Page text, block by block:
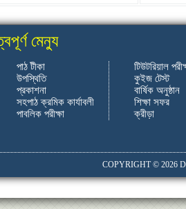
মেন্যু
পাঠ টীকা
উপস্থিতি
প্রকাশনা
সহপাঠ ক্রমিক কার্যাবলী
পাবলিক পরীক্ষা
টিউটরিয়াল
কুইজ টেস্ট
বার্ষিক অনুষ্ঠান
শিক্ষা সফর
ক্রীড়া
COPYRIGHT © 2026